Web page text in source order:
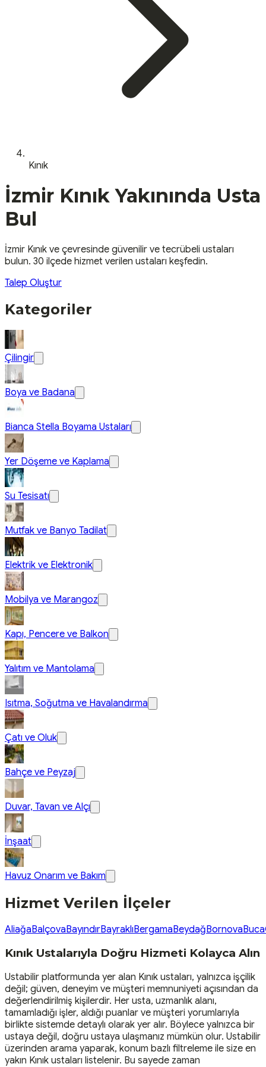
Kınık
İzmir Kınık Yakınında Usta
Bul
İzmir Kınık ve çevresinde güvenilir ve tecrübeli ustaları
bulun. 30 ilçede hizmet verilen ustaları keşfedin.
Talep Oluştur
Kategoriler
Çilingir
Boya ve Badana
Bianca Stella Boyama Ustaları
Yer Döşeme ve Kaplama
Su Tesisatı
Mutfak ve Banyo Tadilat
Elektrik ve Elektronik
Mobilya ve Marangoz
Kapı, Pencere ve Balkon
Yalıtım ve Mantolama
Isıtma, Soğutma ve Havalandırma
Çatı ve Oluk
Bahçe ve Peyzaj
Duvar, Tavan ve Alçı
İnşaat
Havuz Onarım ve Bakım
Hizmet Verilen İlçeler
AliağaBalçovaBayındırBayraklıBergamaBeydağBornovaBuca
Kınık Ustalarıyla Doğru Hizmeti Kolayca Alın
Ustabilir platformunda yer alan Kınık ustaları, yalnızca işçilik
değil; güven, deneyim ve müşteri memnuniyeti açısından da
değerlendirilmiş kişilerdir. Her usta, uzmanlık alanı,
tamamladığı işler, aldığı puanlar ve müşteri yorumlarıyla
birlikte sistemde detaylı olarak yer alır. Böylece yalnızca bir
ustaya değil, doğru ustaya ulaşmanız mümkün olur. Ustabilir
üzerinden arama yaparak, konum bazlı filtreleme ile size en
yakın Kınık ustaları listelenir. Bu sayede zaman